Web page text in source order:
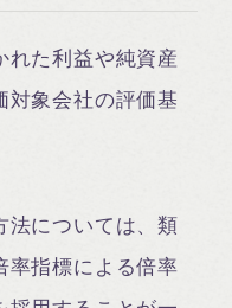
れた利益や純資産
対象会社の評価基
法については、類
率指標による倍率